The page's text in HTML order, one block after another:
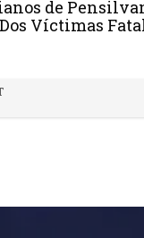
de
Víctimas